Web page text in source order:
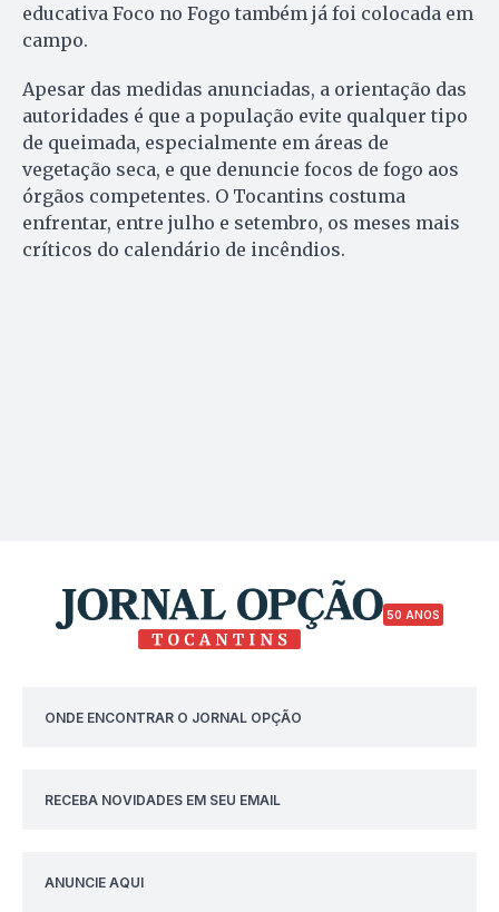
educativa Foco no Fogo também já foi colocada em
campo.
Apesar das medidas anunciadas, a orientação das
autoridades é que a população evite qualquer tipo
de queimada, especialmente em áreas de
vegetação seca, e que denuncie focos de fogo aos
órgãos competentes. O Tocantins costuma
enfrentar, entre julho e setembro, os meses mais
críticos do calendário de incêndios.
50 ANOS
ONDE ENCONTRAR O JORNAL OPÇÃO
RECEBA NOVIDADES EM SEU EMAIL
ANUNCIE AQUI